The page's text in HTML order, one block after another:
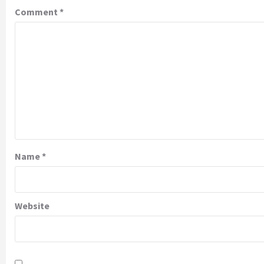
Comment *
Name*
Website